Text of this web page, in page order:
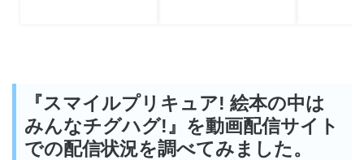
『スマイルプリキュア! 絵本の中は
みんなチグハグ!』を動画配信サイト
での配信状況を調べてみました。